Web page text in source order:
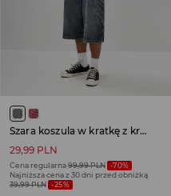
Szara koszula w kratkę z krótkim rękawem
29,99 PLN
Cena regularna99,99 PLN -70%
Najniższa cena z 30 dni przed obniżką
39,99 PLN -25%